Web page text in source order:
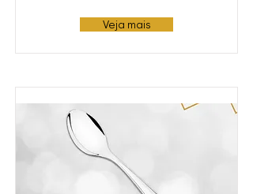
Veja mais